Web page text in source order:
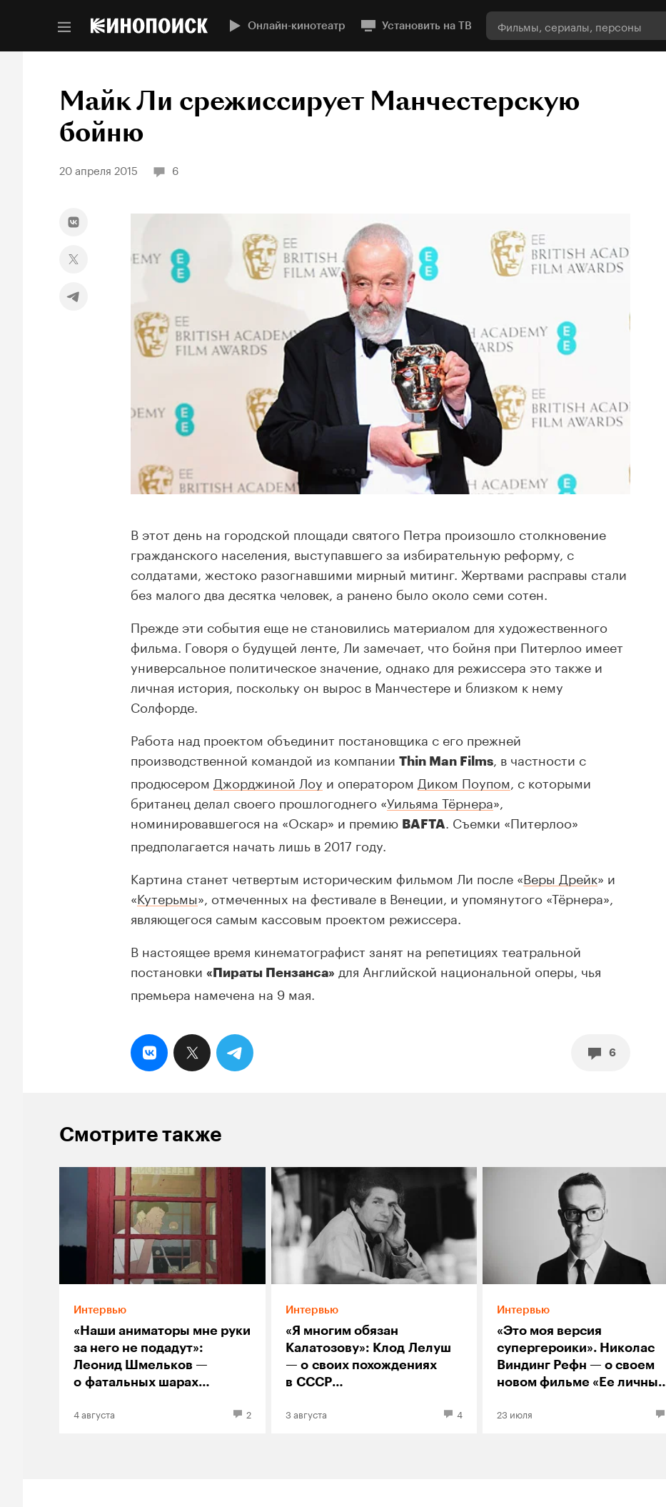
Онлайн-кинотеатр Установить на ТВ
Майк Ли срежиссирует Манчестерскую
бойню
20 апреля 2015 6
В этот день на городской площади святого Петра произошло столкновение
гражданского населения, выступавшего за избирательную реформу, с
солдатами, жестоко разогнавшими мирный митинг. Жертвами расправы стали
без малого два десятка человек, а ранено было около семи сотен.
Прежде эти события еще не становились материалом для художественного
фильма. Говоря о будущей ленте, Ли замечает, что бойня при Питерлоо имеет
универсальное политическое значение, однако для режиссера это также и
личная история, поскольку он вырос в Манчестере и близком к нему
Солфорде.
Работа над проектом объединит постановщика с его прежней
производственной командой из компании Thin Man Films , в частности с
продюсером Джорджиной Лоу и оператором Диком Поупом , с которыми
британец делал своего прошлогоднего «Уильяма Тёрнера»,
номинировавшегося на «Оскар» и премию BAFTA . Съемки «Питерлоо»
предполагается начать лишь в 2017 году.
Картина станет четвертым историческим фильмом Ли после «Веры Дрейк» и
«Кутерьмы», отмеченных на фестивале в Венеции, и упомянутого «Тёрнера»,
являющегося самым кассовым проектом режиссера.
В настоящее время кинематографист занят на репетициях театральной
постановки «Пираты Пензанса» для Английской национальной оперы, чья
премьера намечена на 9 мая.
6
Смотрите также
Интервью
«Наши аниматоры мне руки
за него не подадут»:
Леонид Шмельков —
о фатальных шарах
синего пса Андрея
4 августа 2
Интервью
«Я многим обязан
Калатозову»: Клод Лелуш
— о своих похождениях
в СССР
изобретательности
3 августа 4
Интервью
«Это моя версия
супергероики». Николас
Виндинг Рефн — о своем
новом фильме «Ее личный
23 июля